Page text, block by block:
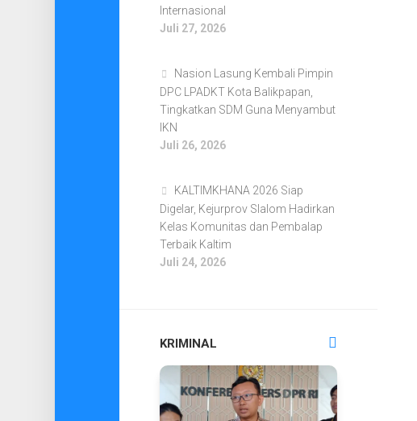
Internasional
Juli 27, 2026
Nasion Lasung Kembali Pimpin
DPC LPADKT Kota Balikpapan,
Tingkatkan SDM Guna Menyambut
IKN
Juli 26, 2026
KALTIMKHANA 2026 Siap
Digelar, Kejurprov Slalom Hadirkan
Kelas Komunitas dan Pembalap
Terbaik Kaltim
Juli 24, 2026
KRIMINAL